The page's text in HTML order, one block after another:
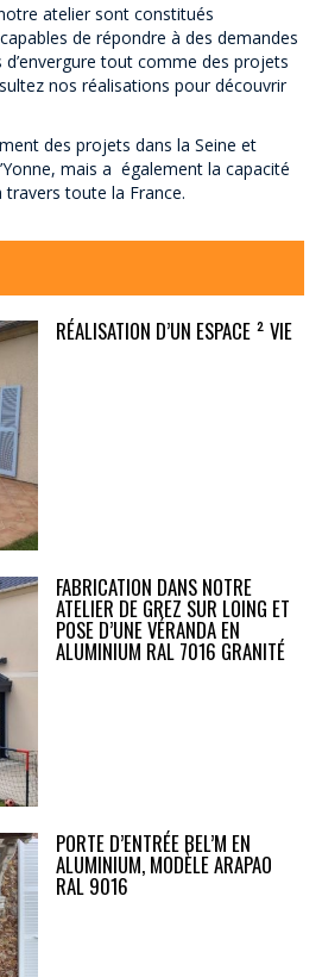
atelier sont constitués
de répondre à des demandes
tout comme des projets
nos réalisations pour découvrir
des projets dans la Seine et
mais a également la capacité
toute la France.
RÉALISATION D’UN ESPACE ² VIE
FABRICATION DANS NOTRE
ATELIER DE GREZ SUR LOING ET
POSE D’UNE VÉRANDA EN
ALUMINIUM RAL 7016 GRANITÉ
PORTE D’ENTRÉE BEL’M EN
ALUMINIUM, MODÈLE ARAPAO
RAL 9016